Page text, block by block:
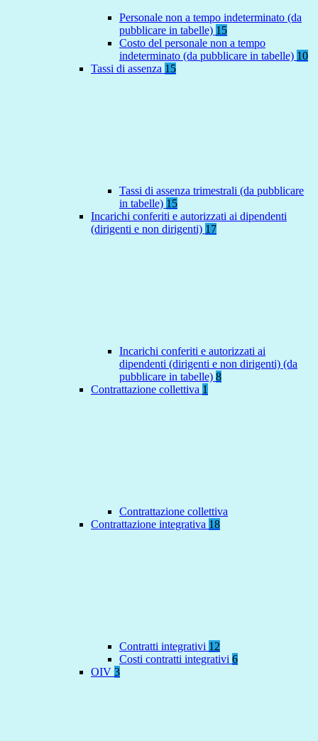
Personale non a tempo indeterminato (da
pubblicare in tabelle) 15
Costo del personale non a tempo
indeterminato (da pubblicare in tabelle) 10
Tassi di assenza 15
Tassi di assenza trimestrali (da pubblicare
in tabelle) 15
Incarichi conferiti e autorizzati ai dipendenti
(dirigenti e non dirigenti) 17
Incarichi conferiti e autorizzati ai
dipendenti (dirigenti e non dirigenti) (da
pubblicare in tabelle) 8
Contrattazione collettiva 1
Contrattazione collettiva
Contrattazione integrativa 18
Contratti integrativi 12
Costi contratti integrativi 6
OIV 3